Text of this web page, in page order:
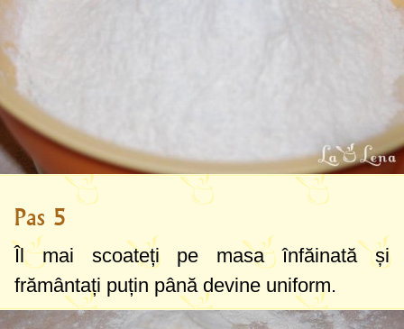
Pas 5
Îl mai scoateți pe masa înfăinată și
frământați puțin până devine uniform.